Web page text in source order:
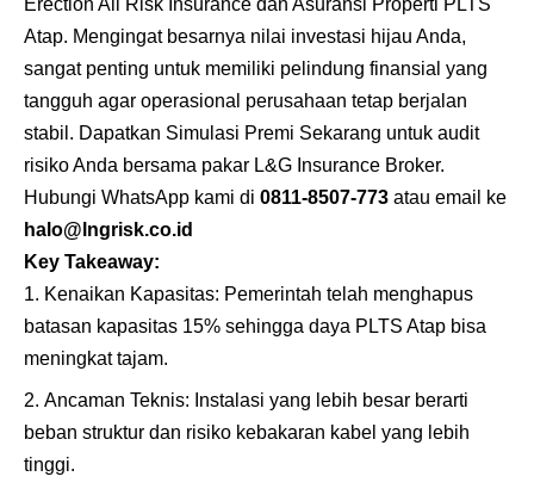
Atap. Mengingat besarnya nilai investasi hijau Anda,
sangat penting untuk memiliki pelindung finansial yang
tangguh agar operasional perusahaan tetap berjalan
stabil. Dapatkan Simulasi Premi Sekarang untuk audit
risiko Anda bersama pakar L&G Insurance Broker.
Hubungi WhatsApp kami di 0811-8507-773 atau email ke
halo@lngrisk.co.id
Key Takeaway:
Kenaikan Kapasitas: Pemerintah telah menghapus
batasan kapasitas 15% sehingga daya PLTS Atap bisa
meningkat tajam.
Ancaman Teknis: Instalasi yang lebih besar berarti
beban struktur dan risiko kebakaran kabel yang lebih
tinggi.